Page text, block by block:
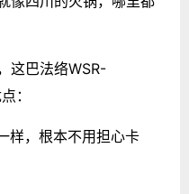
这巴法络WSR-
：
样，根本不用担心卡